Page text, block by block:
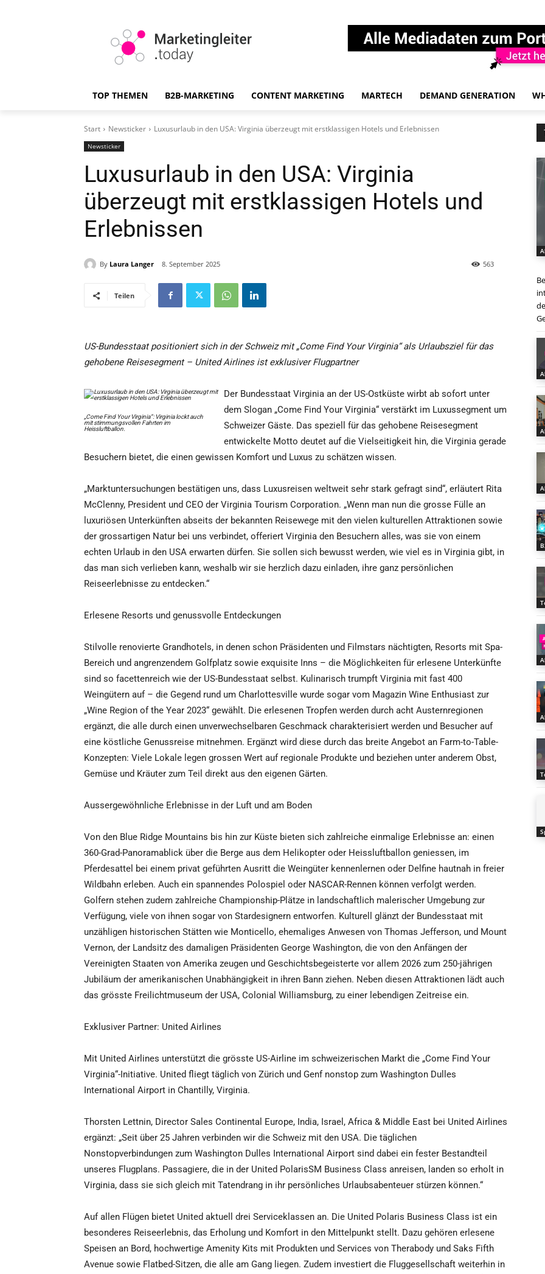
TOP THEMEN B2B-MARKETING CONTENT MARKETING MARTECH DEMAND GENERATION
Start Newsticker Luxusurlaub in den USA: Virginia überzeugt mit erstklassigen Hotels und Erlebnissen
Newsticker
Luxusurlaub in den USA: Virginia
überzeugt mit erstklassigen Hotels und
Erlebnissen
By Laura Langer 8. September 2025 563
Teilen
US-Bundesstaat positioniert sich in der Schweiz mit „Come Find Your Virginia“ als Urlaubsziel für das
gehobene Reisesegment – United Airlines ist exklusiver Flugpartner
„Come Find Your Virginia“: Virginia lockt auch
mit stimmungsvollen Fahrten im
Heissluftballon.
Der Bundesstaat Virginia an der US-Ostküste wirbt ab sofort unter
dem Slogan „Come Find Your Virginia“ verstärkt im Luxussegment um
Schweizer Gäste. Das speziell für das gehobene Reisesegment
entwickelte Motto deutet auf die Vielseitigkeit hin, die Virginia gerade
Besuchern bietet, die einen gewissen Komfort und Luxus zu schätzen wissen.
„Marktuntersuchungen bestätigen uns, dass Luxusreisen weltweit sehr stark gefragt sind“, erläutert Rita
McClenny, President und CEO der Virginia Tourism Corporation. „Wenn man nun die grosse Fülle an
luxuriösen Unterkünften abseits der bekannten Reisewege mit den vielen kulturellen Attraktionen sowie
der grossartigen Natur bei uns verbindet, offeriert Virginia den Besuchern alles, was sie von einem
echten Urlaub in den USA erwarten dürfen. Sie sollen sich bewusst werden, wie viel es in Virginia gibt, in
das man sich verlieben kann, weshalb wir sie herzlich dazu einladen, ihre ganz persönlichen
Reiseerlebnisse zu entdecken.“
Erlesene Resorts und genussvolle Entdeckungen
Stilvolle renovierte Grandhotels, in denen schon Präsidenten und Filmstars nächtigten, Resorts mit Spa-
Bereich und angrenzendem Golfplatz sowie exquisite Inns – die Möglichkeiten für erlesene Unterkünfte
sind so facettenreich wie der US-Bundesstaat selbst. Kulinarisch trumpft Virginia mit fast 400
Weingütern auf – die Gegend rund um Charlottesville wurde sogar vom Magazin Wine Enthusiast zur
„Wine Region of the Year 2023“ gewählt. Die erlesenen Tropfen werden durch acht Austernregionen
ergänzt, die alle durch einen unverwechselbaren Geschmack charakterisiert werden und Besucher auf
eine köstliche Genussreise mitnehmen. Ergänzt wird diese durch das breite Angebot an Farm-to-Table-
Konzepten: Viele Lokale legen grossen Wert auf regionale Produkte und beziehen unter anderem Obst,
Gemüse und Kräuter zum Teil direkt aus den eigenen Gärten.
Aussergewöhnliche Erlebnisse in der Luft und am Boden
Von den Blue Ridge Mountains bis hin zur Küste bieten sich zahlreiche einmalige Erlebnisse an: einen
360-Grad-Panoramablick über die Berge aus dem Helikopter oder Heissluftballon geniessen, im
Pferdesattel bei einem privat geführten Ausritt die Weingüter kennenlernen oder Delfine hautnah in freier
Wildbahn erleben. Auch ein spannendes Polospiel oder NASCAR-Rennen können verfolgt werden.
Golfern stehen zudem zahlreiche Championship-Plätze in landschaftlich malerischer Umgebung zur
Verfügung, viele von ihnen sogar von Stardesignern entworfen. Kulturell glänzt der Bundesstaat mit
unzähligen historischen Stätten wie Monticello, ehemaliges Anwesen von Thomas Jefferson, und Mount
Vernon, der Landsitz des damaligen Präsidenten George Washington, die von den Anfängen der
Vereinigten Staaten von Amerika zeugen und Geschichtsbegeisterte vor allem 2026 zum 250-jährigen
Jubiläum der amerikanischen Unabhängigkeit in ihren Bann ziehen. Neben diesen Attraktionen lädt auch
das grösste Freilichtmuseum der USA, Colonial Williamsburg, zu einer lebendigen Zeitreise ein.
Exklusiver Partner: United Airlines
Mit United Airlines unterstützt die grösste US-Airline im schweizerischen Markt die „Come Find Your
Virginia“-Initiative. United fliegt täglich von Zürich und Genf nonstop zum Washington Dulles
International Airport in Chantilly, Virginia.
Thorsten Lettnin, Director Sales Continental Europe, India, Israel, Africa & Middle East bei United Airlines
ergänzt: „Seit über 25 Jahren verbinden wir die Schweiz mit den USA. Die täglichen
Nonstopverbindungen zum Washington Dulles International Airport sind dabei ein fester Bestandteil
unseres Flugplans. Passagiere, die in der United PolarisSM Business Class anreisen, landen so erholt in
Virginia, dass sie sich gleich mit Tatendrang in ihr persönliches Urlaubsabenteuer stürzen können.“
Auf allen Flügen bietet United aktuell drei Serviceklassen an. Die United Polaris Business Class ist ein
besonderes Reiseerlebnis, das Erholung und Komfort in den Mittelpunkt stellt. Dazu gehören erlesene
Speisen an Bord, hochwertige Amenity Kits mit Produkten und Services von Therabody und Saks Fifth
Avenue sowie Flatbed-Sitzen, die alle am Gang liegen. Zudem investiert die Fluggesellschaft weiterhin in